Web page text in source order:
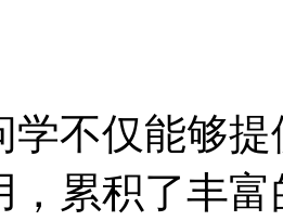
不仅能够提
，累积了丰